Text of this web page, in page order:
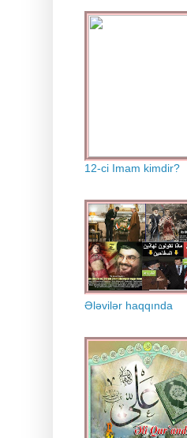
12-ci Imam kimdir?
Ələvilər haqqında